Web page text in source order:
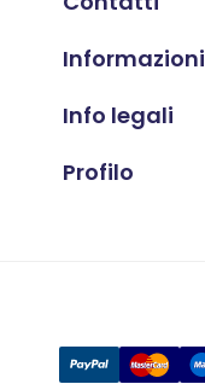
Informazioni
Info legali
Profilo